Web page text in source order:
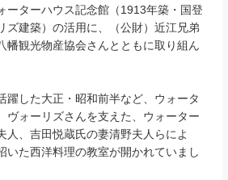
ーターハウス記念館（1913年築・国登
ズ建築）の活用に、（公財）近江兄弟
幡観光物産協会さんとともに取り組ん
躍した大正・昭和前半など、ウォータ
ヴォーリズさんを支えた、ウォーター
人、吉田悦蔵氏の妻清野夫人らによ
いた西洋料理の教室が開かれていまし